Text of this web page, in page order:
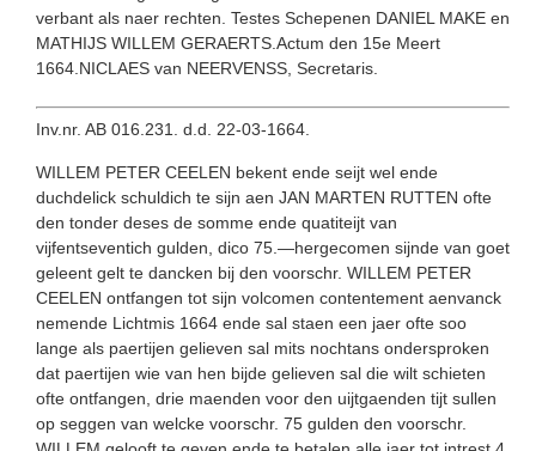
verbant als naer rechten. Testes Schepenen DANIEL MAKE en
MATHIJS WILLEM GERAERTS.Actum den 15e Meert
1664.NICLAES van NEERVENSS, Secretaris.
Inv.nr. AB 016.231. d.d. 22-03-1664.
WILLEM PETER CEELEN bekent ende seijt wel ende
duchdelick schuldich te sijn aen JAN MARTEN RUTTEN ofte
den tonder deses de somme ende quatiteijt van
vijfentseventich gulden, dico 75.—hergecomen sijnde van goet
geleent gelt te dancken bij den voorschr. WILLEM PETER
CEELEN ontfangen tot sijn volcomen contentement aenvanck
nemende Lichtmis 1664 ende sal staen een jaer ofte soo
lange als paertijen gelieven sal mits nochtans ondersproken
dat paertijen wie van hen bijde gelieven sal die wilt schieten
ofte ontfangen, drie maenden voor den uijtgaenden tijt sullen
op seggen van welcke voorschr. 75 gulden den voorschr.